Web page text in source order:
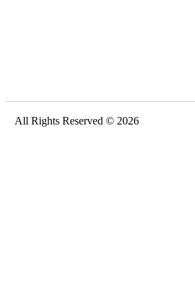
All Rights Reserved © 2026